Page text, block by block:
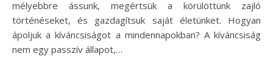
mélyebbre ássunk, megértsük a körülöttünk zajló
történéseket, és gazdagítsuk saját életünket. Hogyan
ápoljuk a kíváncsiságot a mindennapokban? A kíváncsiság
nem egy passzív állapot,…